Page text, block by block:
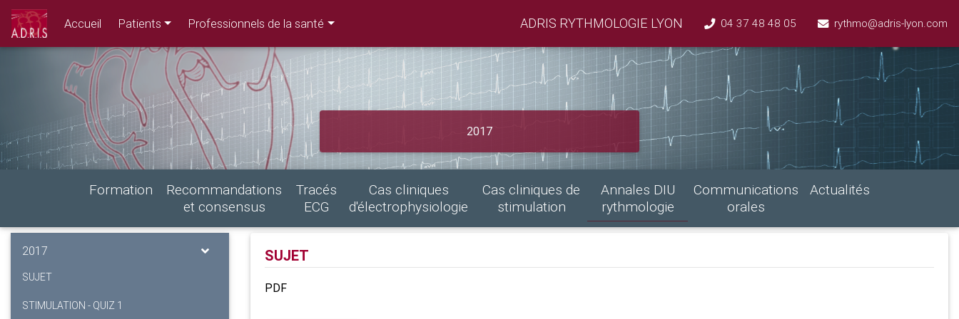
Accueil Patients Professionnels de la santé ADRIS RYTHMOLOGIE LYON 04 37 48 48 05 rythmo@adris-lyon.com
2017
Formation
Recommandations
et consensus
Tracés
ECG
Cas cliniques
d'électrophysiologie
Cas cliniques de
stimulation
Annales DIU
rythmologie
Communications
orales
Actualités
2017
SUJET
STIMULATION - QUIZ 1
SUJET
PDF